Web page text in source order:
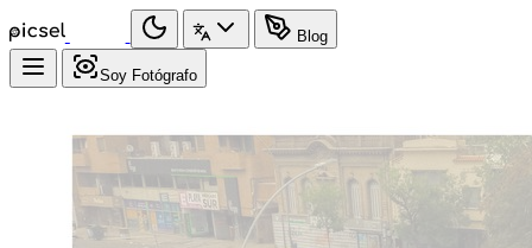
Blog
Soy Fotógrafo